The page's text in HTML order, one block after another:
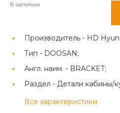
В наличии
Производитель - HD
Тип - DOOSAN;
Англ. наим. - BRACKET;
Раздел - Детали кабины/
Все характеристики